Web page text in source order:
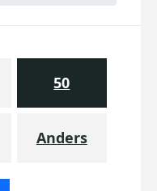
50
Anders